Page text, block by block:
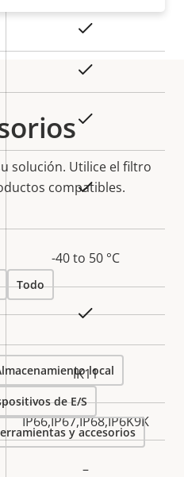
Sí
-40 to 50 °C
Sí
IK11
IP66,IP67,IP68,IP6K9K
–
solución. Utilice el filtro
compatibles.
Todo
local
de E/S
y accesorios